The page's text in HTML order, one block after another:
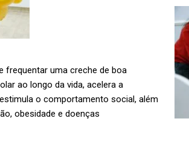
frequentar uma creche de boa
ao longo da vida, acelera a
o comportamento social, além
obesidade e doenças